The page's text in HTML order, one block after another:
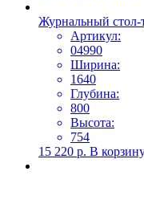
Журнальный стол-
Артикул:
04990
Ширина:
1640
Глубина:
800
Высота:
754
15 220 р. В